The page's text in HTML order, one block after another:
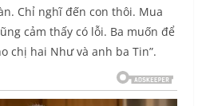
Chỉ nghĩ đến con thôi. Mua
cảm thấy có lỗi. Ba muốn để
chị hai Như và anh ba Tin”.